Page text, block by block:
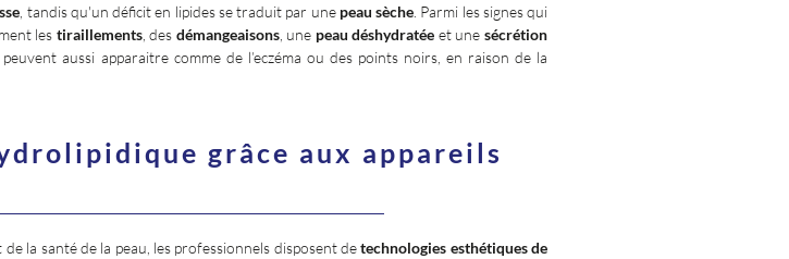
, tandis qu'un déficit en lipides se traduit par une peau sèche . Parmi les signes qui
les tiraillements, des démangeaisons, une peau déshydratée et unesécrétion
peuvent aussi apparaitre comme de l’eczéma ou des points noirs, en raison de la
grâce aux appareils
de la santé de la peau, les professionnels disposent detechnologies esthétiques de